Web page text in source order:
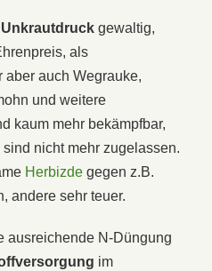
Unkrautdruck gewaltig,
als
aber auch Wegrauke,
und weitere
kaum mehr bekämpfbar,
sind nicht mehr zugelassen.
Herbizde gegen z.B.
andere sehr teuer.
ausreichende N-Düngung
im